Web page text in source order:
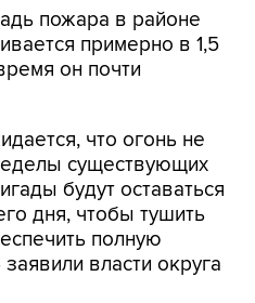
пожара в районе
примерно в 1,5
он почти
что огонь не
существующих
будут оставаться
дня, чтобы тушить
полную
власти округа